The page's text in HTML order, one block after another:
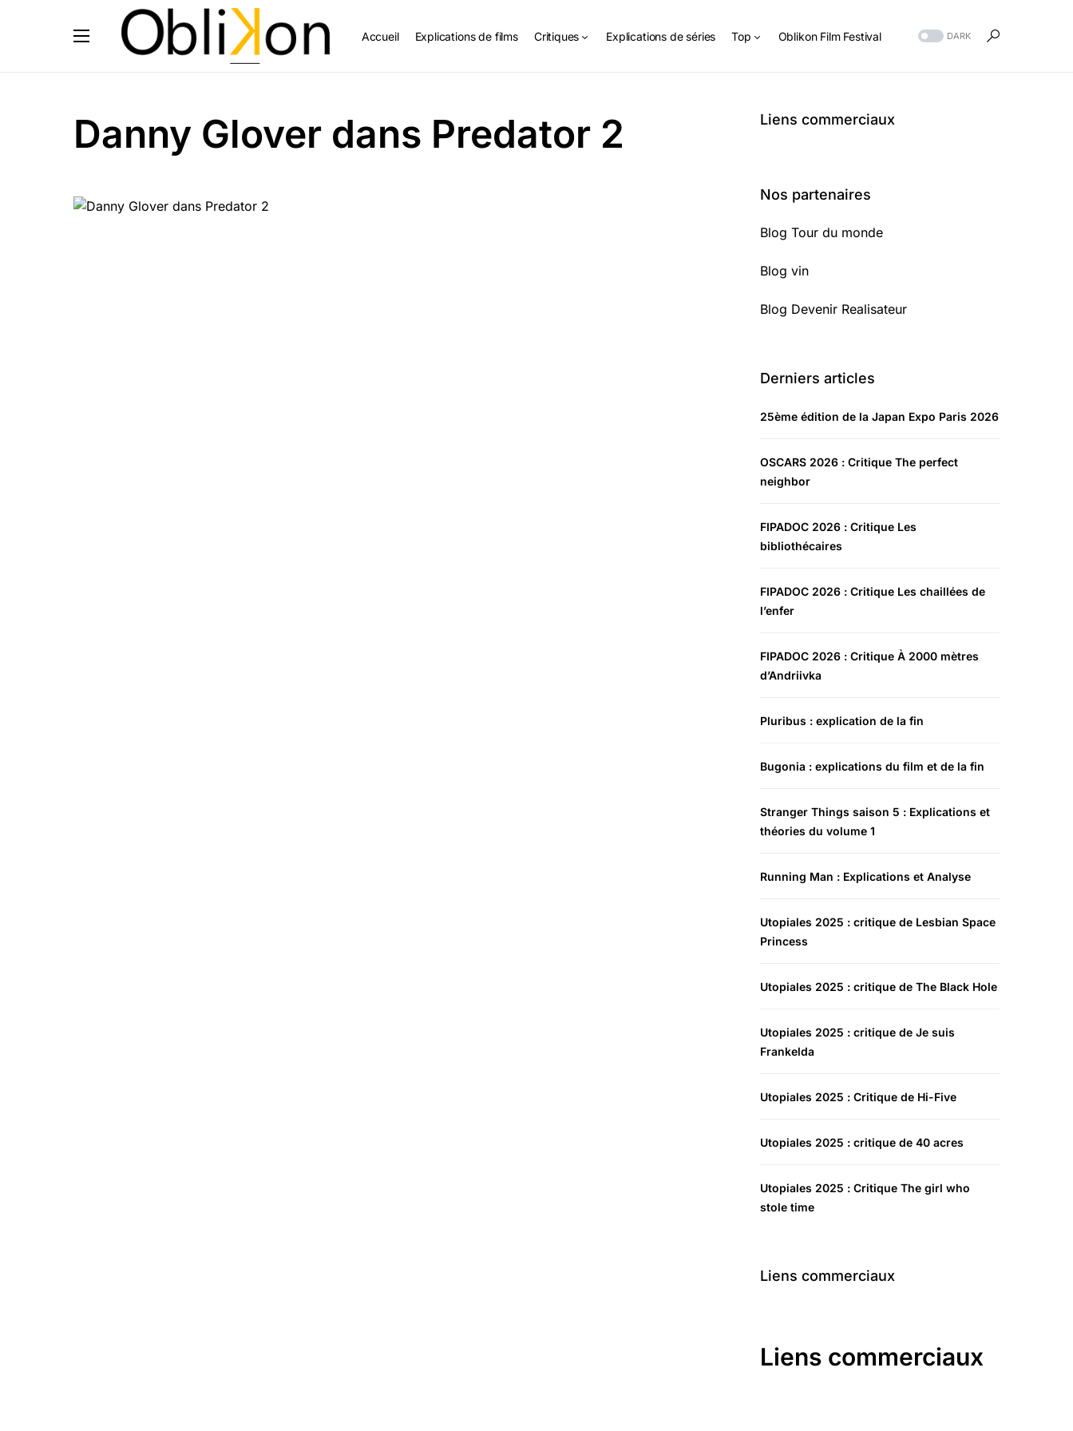
Accueil Explications de films Critiques Explications de séries Top Oblikon Film Festival DARK
Danny Glover dans Predator 2 Liens commerciaux
Nos partenaires
Blog Tour du monde
Blog vin
Blog Devenir Realisateur
Derniers articles
25ème édition de la Japan Expo Paris 2026
OSCARS 2026 : Critique The perfect
neighbor
FIPADOC 2026 : Critique Les
bibliothécaires
FIPADOC 2026 : Critique Les chaillées de
l’enfer
FIPADOC 2026 : Critique À 2000 mètres
d’Andriivka
Pluribus : explication de la fin
Bugonia : explications du film et de la fin
Stranger Things saison 5 : Explications et
théories du volume 1
Running Man : Explications et Analyse
Utopiales 2025 : critique de Lesbian Space
Princess
Utopiales 2025 : critique de The Black Hole
Utopiales 2025 : critique de Je suis
Frankelda
Utopiales 2025 : Critique de Hi-Five
Utopiales 2025 : critique de 40 acres
Utopiales 2025 : Critique The girl who
stole time
Liens commerciaux
Liens commerciaux